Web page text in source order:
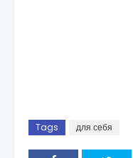
Tags для себя